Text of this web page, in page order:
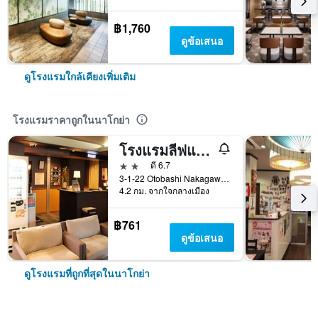
฿1,760
ดูข้อเสนอ
ดูโรงแรมใกล้เคียงเพิ่มเติม
โรงแรมราคาถูกในนาโกย่า
โรงแรมลีฟแม็กซ์ นาโกยา
2 ดาว
ดี 6.7
3-1-22 Otobashi Nakagawa-ku, นาโกย่า, ญี่ปุ่น
4.2 กม. จากใจกลางเมือง
฿761
ดูข้อเสนอ
ดูโรงแรมที่ถูกที่สุดในนาโกย่า